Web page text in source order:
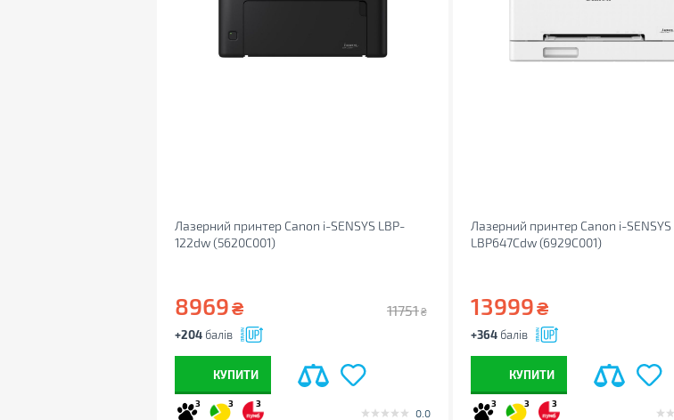
Лазерний принтер Canon i-SENSYS LBP-
122dw (5620C001)
8969₴ 11751 ₴
+204 балів
КУПИТИ
3 3 3
0.0
Лазерний принтер Canon i-SENSYS
LBP647Cdw (6929C001)
13999₴
+364балів
КУПИТИ
3 3 3